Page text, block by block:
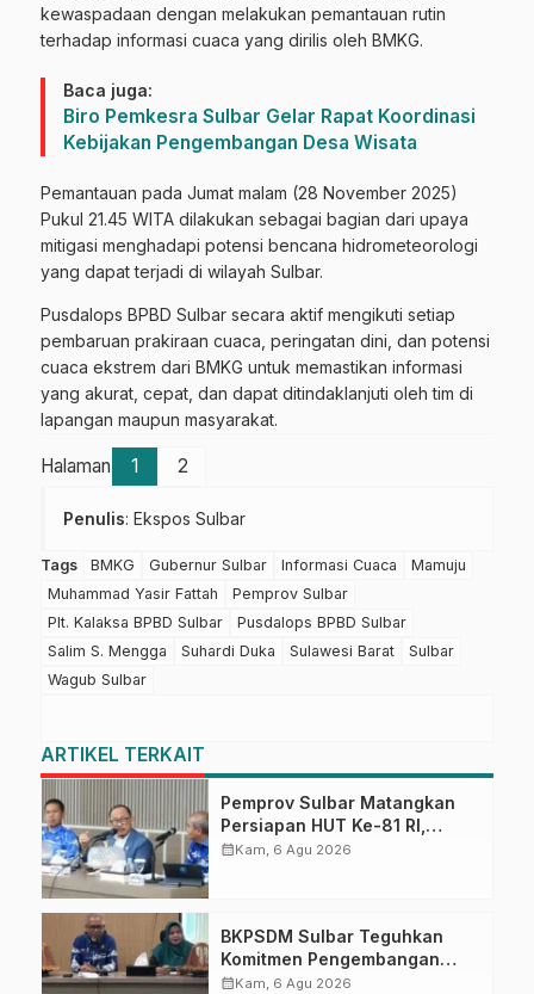
kewaspadaan dengan melakukan pemantauan rutin
terhadap informasi cuaca yang dirilis oleh BMKG.
Baca juga:
Biro Pemkesra Sulbar Gelar Rapat Koordinasi
Kebijakan Pengembangan Desa Wisata
Pemantauan pada Jumat malam (28 November 2025)
Pukul 21.45 WITA dilakukan sebagai bagian dari upaya
mitigasi menghadapi potensi bencana hidrometeorologi
yang dapat terjadi di wilayah Sulbar.
Pusdalops BPBD Sulbar secara aktif mengikuti setiap
pembaruan prakiraan cuaca, peringatan dini, dan potensi
cuaca ekstrem dari BMKG untuk memastikan informasi
yang akurat, cepat, dan dapat ditindaklanjuti oleh tim di
lapangan maupun masyarakat.
Halaman 1 2
Penulis: Ekspos Sulbar
Tags BMKG Gubernur Sulbar Informasi Cuaca
Mamuju
Muhammad Yasir Fattah
Pemprov Sulbar
Plt. Kalaksa BPBD Sulbar
Pusdalops BPBD Sulbar
Salim S. Mengga
Suhardi Duka Sulawesi Barat
Sulbar
Wagub Sulbar
ARTIKEL TERKAIT
Pemprov Sulbar Matangkan
Persiapan HUT Ke-81 RI,
Puncak Upacara di Lapangan
calendar_monthKam, 6 Agu 2026
BKPSDM Sulbar Teguhkan
Komitmen Pengembangan
Kompetensi ASN melalui
calendar_monthKam, 6 Agu 2026